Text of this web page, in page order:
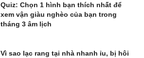
Quiz: Chọn 1 hình bạn thích nhất để
xem vận giàu nghèo của bạn trong
tháng 3 âm lịch
Vì sao lạc rang tại nhà nhanh ỉu, bị hôi